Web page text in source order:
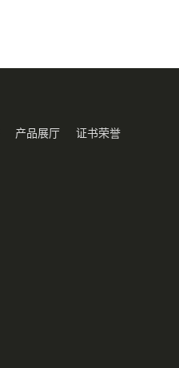
产品展厅 证书荣誉